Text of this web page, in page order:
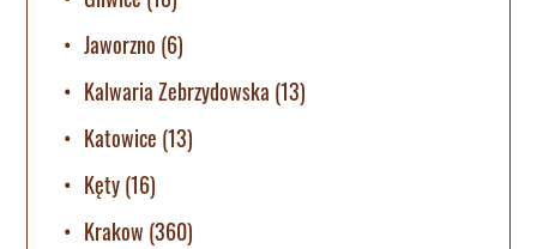
Jaworzno (6)
Kalwaria Zebrzydowska (13)
Katowice (13)
Kęty(16)
Krakow (360)